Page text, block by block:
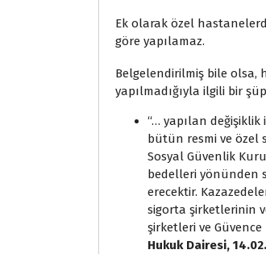
Ek olarak özel
göre yapılamaz.
Belgelendirilmiş bile olsa,
yapılmadığıyla ilgili bir
‘‘… yapılan
bütün resmi ve özel
Sosyal Güvenlik
bedelleri yönünden
erecektir.
sigorta şirketlerinin
şirketleri ve Güvence
Hukuk Dairesi,